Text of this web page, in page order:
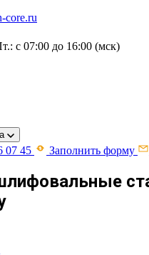
core.ru
с 07:00 до 16:00 (мск)
07 45 Заполнить форму